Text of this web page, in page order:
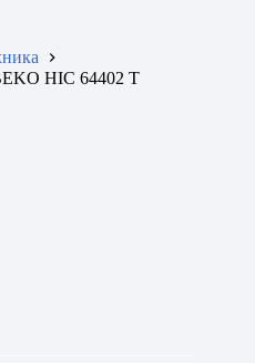
HIC 64402 T